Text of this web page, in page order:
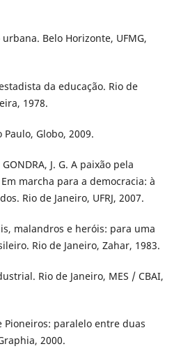
urbana. Belo Horizonte, UFMG,
da educação. Rio de
1978.
Paulo, Globo, 2009.
J. G. A paixão pela
marcha para a democracia: à
Rio de Janeiro, UFRJ, 2007.
malandros e heróis: para uma
Rio de Janeiro, Zahar, 1983.
Rio de Janeiro, MES / CBAI,
Pioneiros: paralelo entre duas
2000.